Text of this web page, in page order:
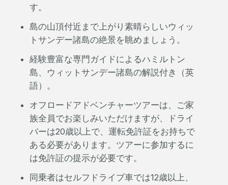
す。
島の山頂付近まで上がり素晴らしいウィッ
トサンデー諸島の絶景を眺めましょう。
経験豊富な専門ガイドによるハミルトン
島、ウィットサンデー諸島の解説付き（英
語）。
オフロードアドベンチャーツアーは、ご家
族全員でお楽しみいただけますが、ドライ
バーは20歳以上で、運転免許証をお持ちで
ある必要があります。ツアーに参加するに
は免許証の提示が必要です。
同乗者はセルフドライブ車では12歳以上、